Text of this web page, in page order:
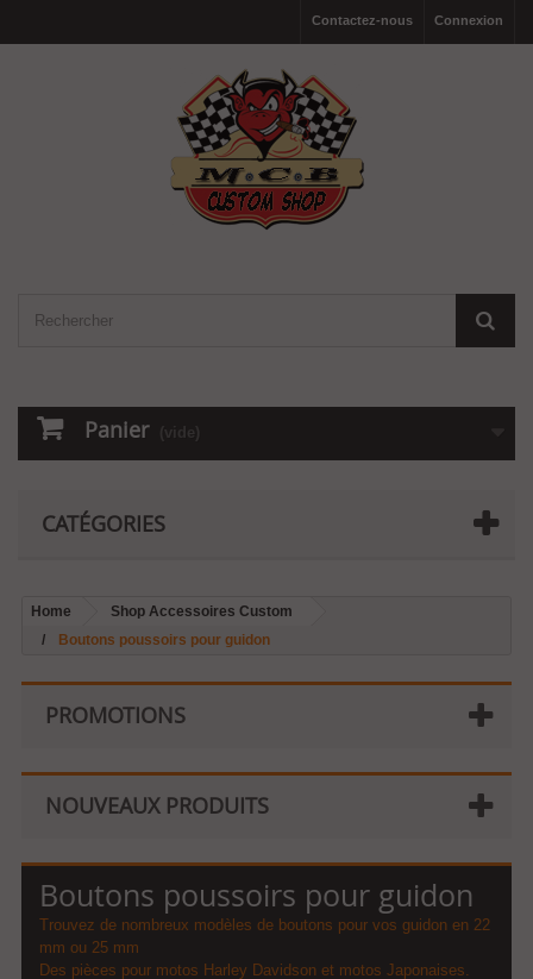
Connexion
Contactez-nous
Panier (vide)
CATÉGORIES
Home
Shop Accessoires Custom
Boutons poussoirs pour guidon
PROMOTIONS
NOUVEAUX PRODUITS
Boutons poussoirs pour guidon
Trouvez de nombreux modèles de boutons pour vos guidon en 22
mm ou 25 mm
Des pièces pour motos Harley Davidson et motos Japonaises.